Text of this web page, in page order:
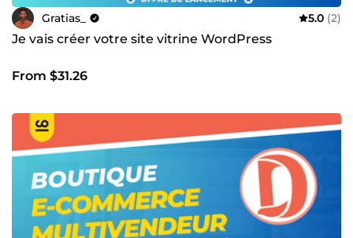
Gratias_ 5.0 (2)
Je vais créer votre site vitrine WordPress
From $31.26